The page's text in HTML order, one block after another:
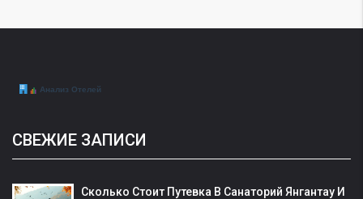
СВЕЖИЕ ЗАПИСИ
Сколько Стоит Путевка В Санаторий Янгантау И